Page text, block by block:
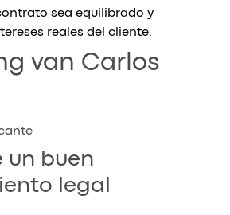
sea equilibrado y
reales del cliente.
van Carlos
un buen
legal